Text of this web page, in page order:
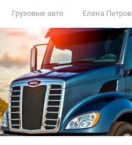
Грузовые авто Елена